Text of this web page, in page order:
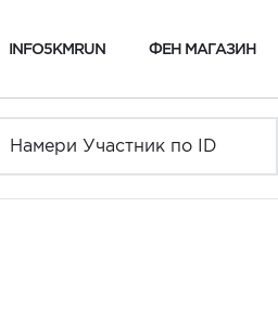
INFO5KMRUN ФЕН МАГАЗИН